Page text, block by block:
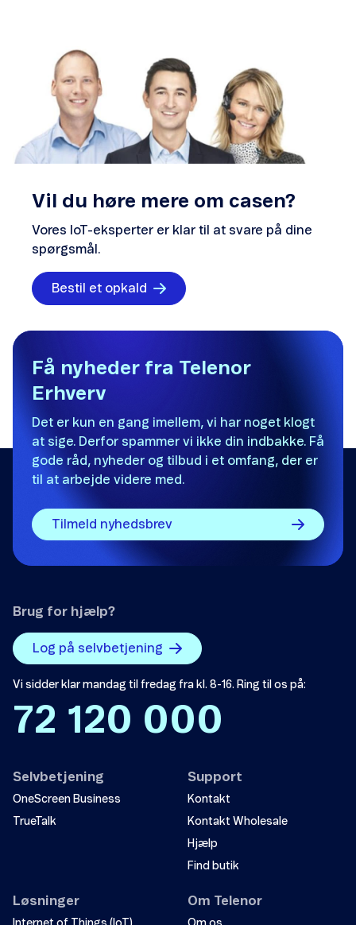
Vil du høre mere om casen?
Vores IoT-eksperter er klar til at svare på dine
spørgsmål.
Bestil et opkald
Få nyheder fra Telenor
Erhverv
Det er kun en gang imellem, vi har noget klogt
at sige. Derfor spammer vi ikke din indbakke. Få
gode råd, nyheder og tilbud i et omfang, der er
til at arbejde videre med.
Tilmeld nyhedsbrev
Brug for hjælp?
Log på selvbetjening
Vi sidder klar mandag til fredag fra kl. 8-16. Ring til os på:
72 120 000
Selvbetjening
OneScreen Business
TrueTalk
Support
Kontakt
Kontakt Wholesale
Hjælp
Find butik
Løsninger Om Telenor